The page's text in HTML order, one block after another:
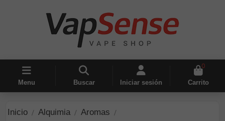
Menu Buscar Iniciar sesión
0
Carrito
Inicio Alquimia
Aromas